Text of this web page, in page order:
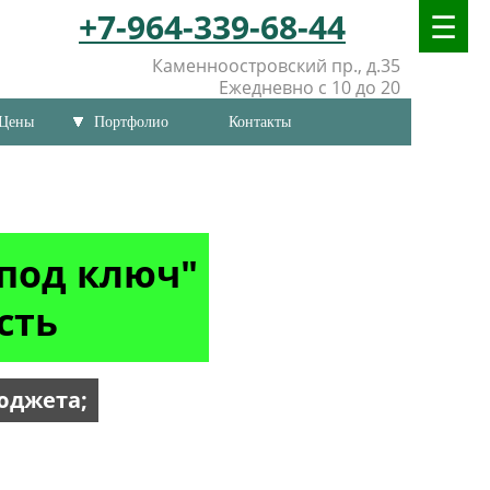
+7-964-339-68-44
Каменноостровский пр., д.35
Ежедневно с 10 до 20
Портфолио Контакты
ключ"